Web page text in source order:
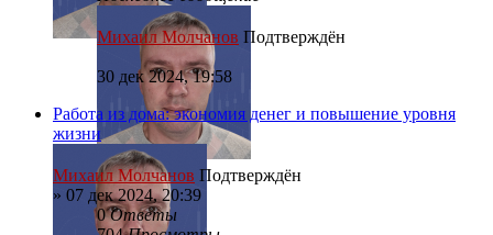
Михаил Молчанов Подтверждён
30 дек 2024, 19:58
Работа из дома: экономия денег и повышение уровня
жизни
Михаил Молчанов Подтверждён
» 07 дек 2024, 20:39
0Ответы